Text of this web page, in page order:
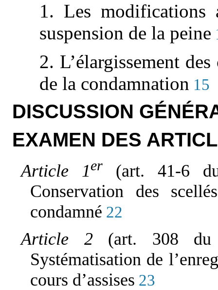
1. Les modifications
suspension de la peine
2. L’élargissement
de la condamnation 15
DISCUSSION
EXAMEN DES
Article 1er
(art. 41-6
Conservation des
condamné 22
Article 2 (art. 308 du
Systématisation de
cours d’assises 23